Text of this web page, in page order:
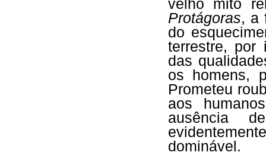
velho mito
Protágoras, a
do
terrestre, por
das
os homens,
Prometeu
aos
ausência
dominável.